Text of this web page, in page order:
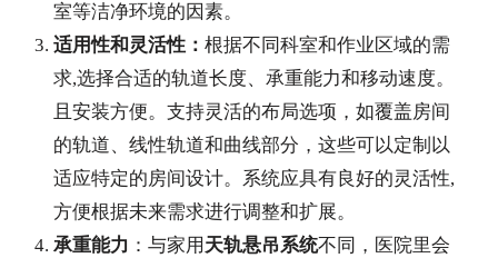
室等洁净环境的因素。
适用性和灵活性： 根据不同科室和作业区域的需
求,选择合适的轨道长度、承重能力和移动速度。
且安装方便。支持灵活的布局选项，如覆盖房间
的轨道、线性轨道和曲线部分，这些可以定制以
适应特定的房间设计。系统应具有良好的灵活性,
方便根据未来需求进行调整和扩展。
承重能力 ：与家用 天轨悬吊系统不同，医院里会